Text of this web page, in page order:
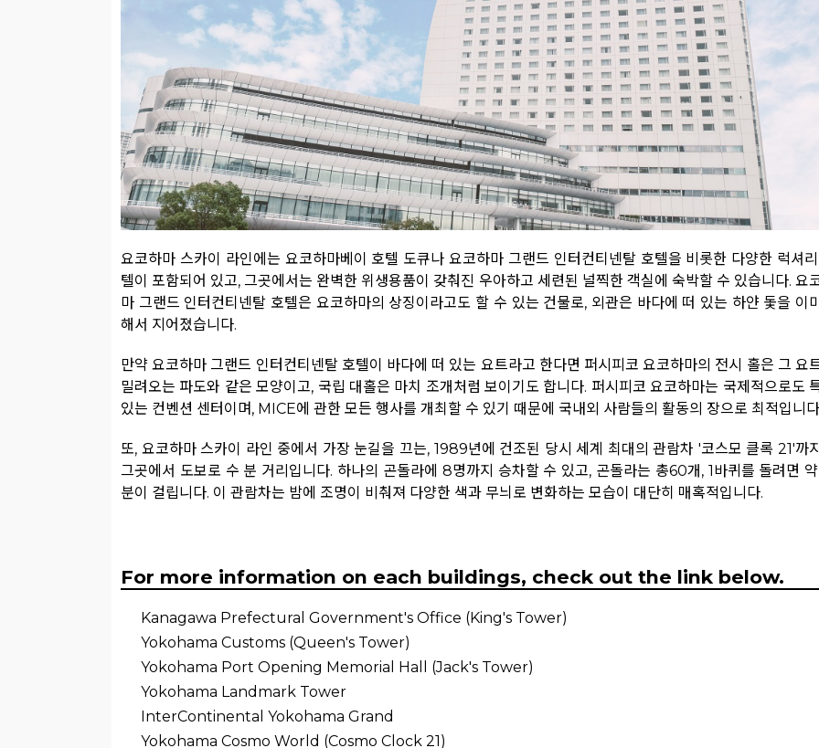
요코하마 스카이 라인에는 요코하마베이 호텔 도큐나 요코하마 그랜드 인터컨티넨탈 호텔을 비롯한 다양한 럭셔
텔이 포함되어 있고, 그곳에서는 완벽한 위생용품이 갖춰진 우아하고 세련된 널찍한 객실에 숙박할 수 있습니다. 요
마 그랜드 인터컨티넨탈 호텔은 요코하마의 상징이라고도 할 수 있는 건물로, 외관은 바다에 떠 있는 하얀 돛을 이
해서 지어졌습니다.
만약 요코하마 그랜드 인터컨티넨탈 호텔이 바다에 떠 있는 요트라고 한다면 퍼시피코 요코하마의 전시 홀은 그 요
밀려오는 파도와 같은 모양이고, 국립 대홀은 마치 조개처럼 보이기도 합니다. 퍼시피코 요코하마는 국제적으로도
있는 컨벤션 센터이며, MICE에 관한 모든 행사를 개최할 수 있기 때문에 국내외 사람들의 활동의 장으로 최적입니
또, 요코하마 스카이 라인 중에서 가장 눈길을 끄는, 1989년에 건조된 당시 세계 최대의 관람차 '코스모 클록 21'까
그곳에서 도보로 수 분 거리입니다. 하나의 곤돌라에 8명까지 승차할 수 있고, 곤돌라는 총60개, 1바퀴를 돌려면
분이 걸립니다. 이 관람차는 밤에 조명이 비춰져 다양한 색과 무늬로 변화하는 모습이 대단히 매혹적입니다.
For more information on each buildings, check out the link below.
Kanagawa Prefectural Government's Office (King's Tower)
Yokohama Customs (Queen's Tower)
Yokohama Port Opening Memorial Hall (Jack's Tower)
Yokohama Landmark Tower
InterContinental Yokohama Grand
Yokohama Cosmo World (Cosmo Clock 21)